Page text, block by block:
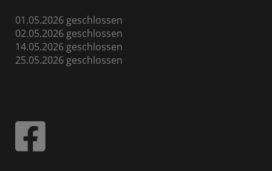
01.05.2026 geschlossen
02.05.2026 geschlossen
14.05.2026 geschlossen
25.05.2026 geschlossen